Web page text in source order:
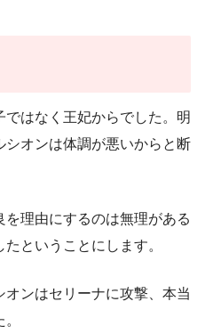
はなく王妃からでした。明
シオンは体調が悪いからと断
理由にするのは無理がある
ということにします。
ンはセリーナに攻撃、本当